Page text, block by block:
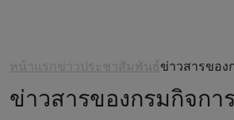
หน้าแรกข่าวประชาสัมพันธ์ข่าวสารของ
ข่าวสารของกรมกิจกา